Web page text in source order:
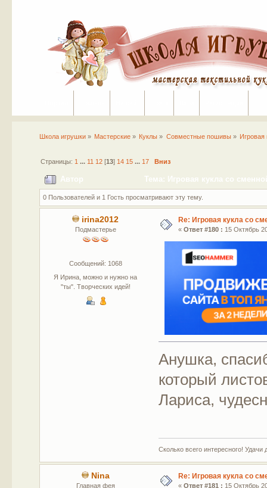
Школа игрушки» Мастерские » Куклы » Совместные пошивы» Игровая
Страницы: 1 ... 11 12[13] 14 15 ... 17 Вниз
Автор Тема: Игровая кукла со
0 Пользователей и 1 Гость просматривают эту тему.
irina2012
Подмастерье
Сообщений: 1068
Я Ирина, можно и нужно на
"ты". Творческих идей!
Re: Игровая кукла со
« Ответ #180 : 15 Октябрь
Анушка,
который
Лариса,
Сколько всего интересного! Удачи
Nina
Главная фея
Re: Игровая кукла со
« Ответ #181 : 15 Октябрь